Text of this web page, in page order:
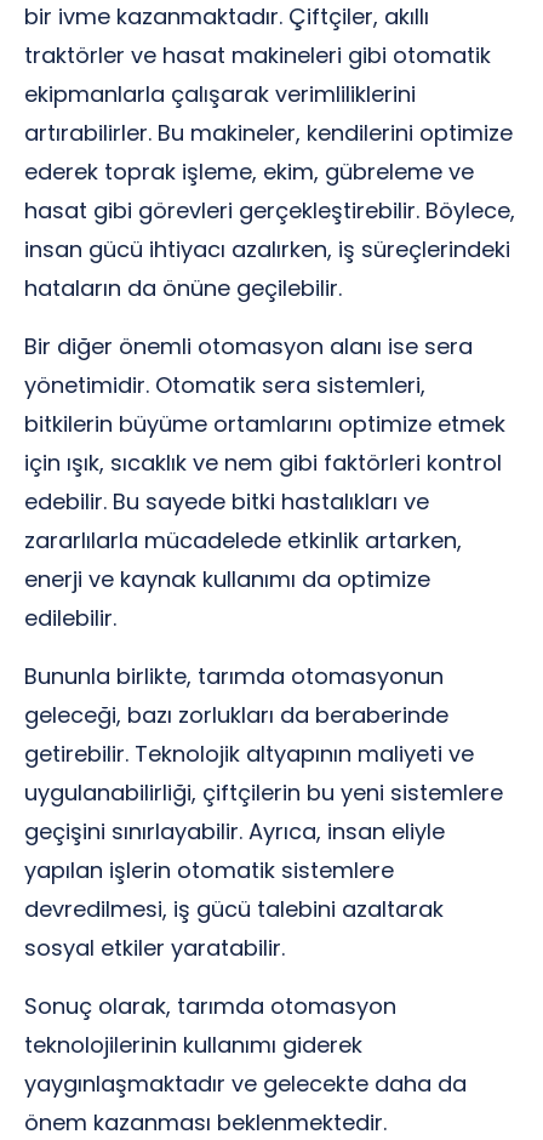
bir ivme kazanmaktadır. Çiftçiler, akıllı
traktörler ve hasat makineleri gibi otomatik
ekipmanlarla çalışarak verimliliklerini
artırabilirler. Bu makineler, kendilerini optimize
ederek toprak işleme, ekim, gübreleme ve
hasat gibi görevleri gerçekleştirebilir. Böylece,
insan gücü ihtiyacı azalırken, iş süreçlerindeki
hataların da önüne geçilebilir.
Bir diğer önemli otomasyon alanı ise sera
yönetimidir. Otomatik sera sistemleri,
bitkilerin büyüme ortamlarını optimize etmek
için ışık, sıcaklık ve nem gibi faktörleri kontrol
edebilir. Bu sayede bitki hastalıkları ve
zararlılarla mücadelede etkinlik artarken,
enerji ve kaynak kullanımı da optimize
edilebilir.
Bununla birlikte, tarımda otomasyonun
geleceği, bazı zorlukları da beraberinde
getirebilir. Teknolojik altyapının maliyeti ve
uygulanabilirliği, çiftçilerin bu yeni sistemlere
geçişini sınırlayabilir. Ayrıca, insan eliyle
yapılan işlerin otomatik sistemlere
devredilmesi, iş gücü talebini azaltarak
sosyal etkiler yaratabilir.
Sonuç olarak, tarımda otomasyon
teknolojilerinin kullanımı giderek
yaygınlaşmaktadır ve gelecekte daha da
önem kazanması beklenmektedir.